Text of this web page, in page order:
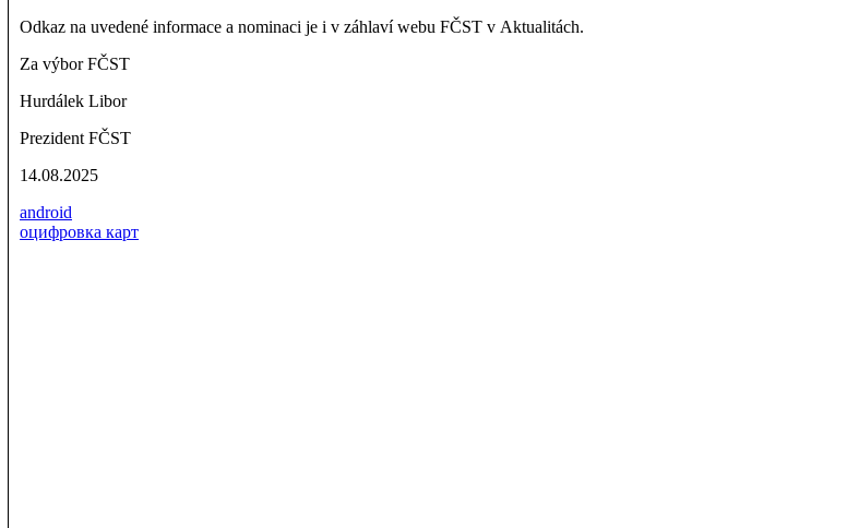
Odkaz na uvedené informace a nominaci je i v záhlaví webu FČST v Aktualitách.
Za výbor FČST
Hurdálek Libor
Prezident FČST
14.08.2025
android
оцифровка карт